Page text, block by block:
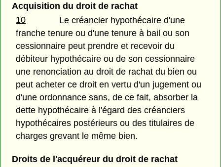
Acquisition du droit de rachat
10
Le créancier hypothécaire d'une
franche tenure ou d'une tenure à bail ou son
cessionnaire peut prendre et recevoir du
débiteur hypothécaire ou de son cessionnaire
une renonciation au droit de rachat du bien ou
peut acheter ce droit en vertu d'un jugement ou
d'une ordonnance sans, de ce fait, absorber la
dette hypothécaire à l'égard des créanciers
hypothécaires postérieurs ou des titulaires de
charges grevant le même bien.
Droits de l'acquéreur du droit de rachat